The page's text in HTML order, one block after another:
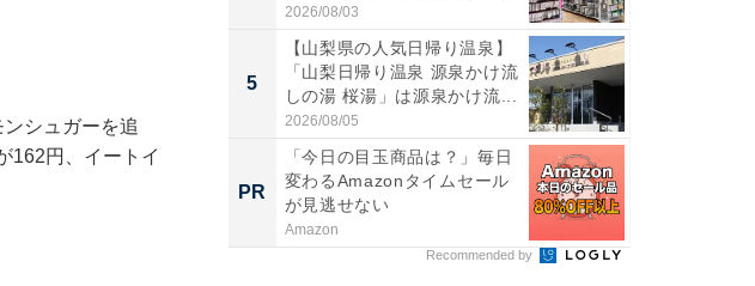
シュガーを追
162円、イートイ
わ...
2026/08/03
5
【山梨県の人気日帰り温泉】
「山梨日帰り温泉 源泉かけ流
しの湯 桜湯」は源泉かけ流...
2026/08/05
PR
「今日の目玉商品は？」毎日
変わるAmazonタイムセール
が見逃せない
Amazon
Recommended by